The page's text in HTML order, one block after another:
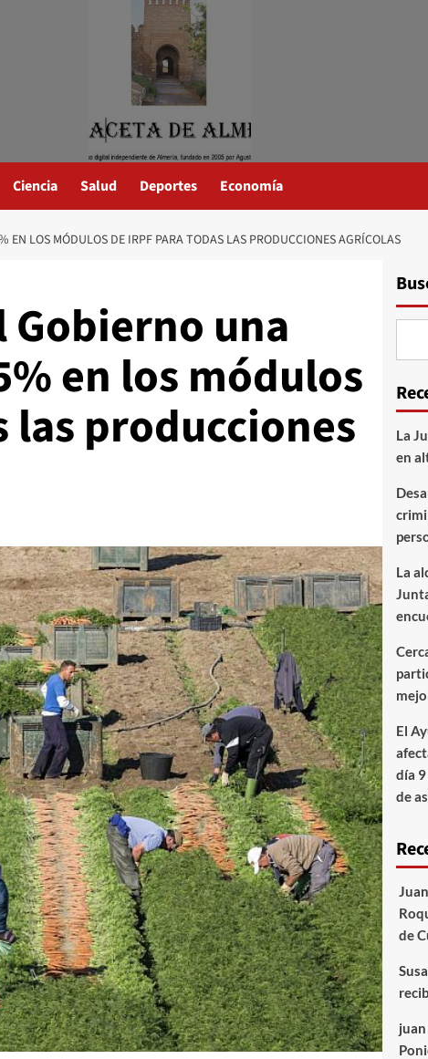
Ciencia Salud Deportes Economía
LOS MÓDULOS DE IRPF PARA TODAS LAS PRODUCCIONES AGRÍCOLAS
una
en los módulos
las producciones
La
en
La
El
día
de
Juan
de